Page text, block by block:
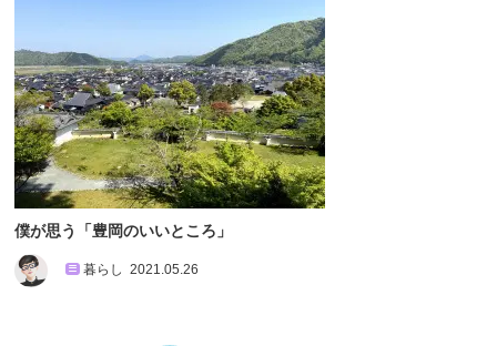
僕が思う「豊岡のいいところ」
暮らし 2021.05.26